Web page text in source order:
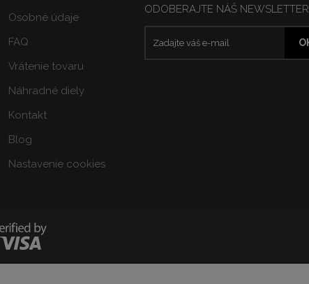
Osobné údaje
FAQ
Vrátenie tovaru
Náhradné diely
Kontakt
Blog
Nastavenie cookies
ODOBERAJTE NÁŠ NEWSLETTER